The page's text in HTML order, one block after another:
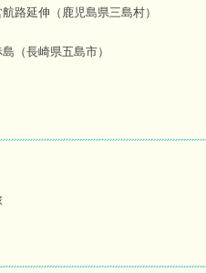
路延伸（鹿児島県三島村）
（長崎県五島市）